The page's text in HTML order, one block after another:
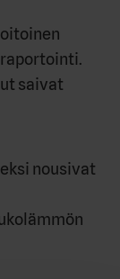
saivat
nousivat